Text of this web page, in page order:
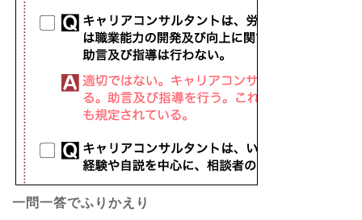
一問一答でふりかえり